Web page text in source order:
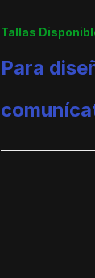
Tallas
Para